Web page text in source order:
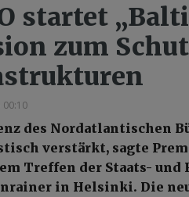
startet
zum
00:10
des Nordatlantischen
verstärkt, sagte
Treffen der Staats- und
in Helsinki. Die